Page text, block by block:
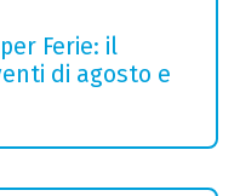
Ferie: il
di agosto e